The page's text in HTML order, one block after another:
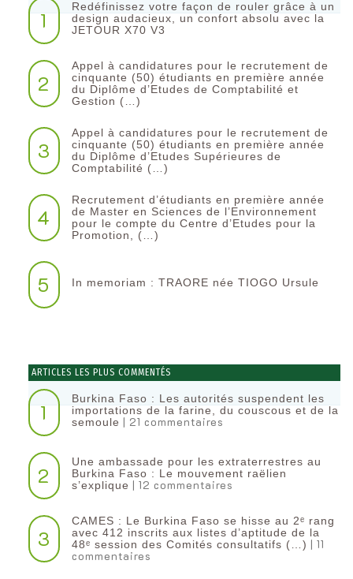
1
Redéfinissez votre façon de rouler grâce à un
design audacieux, un confort absolu avec la
JETOUR X70 V3
2
Appel à candidatures pour le recrutement de
cinquante (50) étudiants en première année
du Diplôme d’Etudes de Comptabilité et
Gestion (…)
3
Appel à candidatures pour le recrutement de
cinquante (50) étudiants en première année
du Diplôme d’Etudes Supérieures de
Comptabilité (…)
4
Recrutement d’étudiants en première année
de Master en Sciences de l’Environnement
pour le compte du Centre d’Etudes pour la
Promotion, (…)
5 In memoriam : TRAORE née TIOGO Ursule
ARTICLES LES PLUS COMMENTÉS
1
Burkina Faso : Les autorités suspendent les
importations de la farine, du couscous et de la
semoule
| 21 commentaires
2
Une ambassade pour les extraterrestres au
Burkina Faso : Le mouvement raëlien
s’explique
| 12 commentaires
3
CAMES : Le Burkina Faso se hisse au 2ᵉ rang
avec 412 inscrits aux listes d’aptitude de la
48ᵉ session des Comités consultatifs (…)
| 11
commentaires